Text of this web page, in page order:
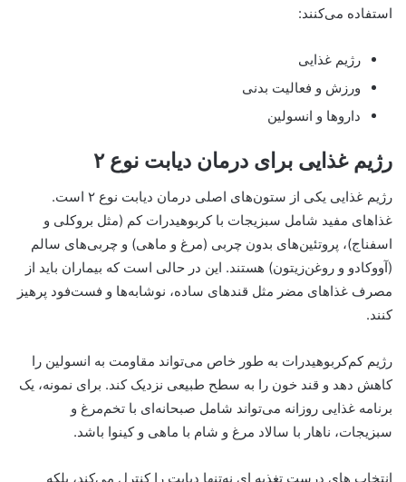
استفاده می‌کنند:
رژیم غذایی
ورزش و فعالیت بدنی
داروها و انسولین
رژیم غذایی برای درمان دیابت نوع ۲
رژیم غذایی یکی از ستون‌های اصلی درمان دیابت نوع ۲ است.
غذاهای مفید شامل سبزیجات با کربوهیدرات کم (مثل بروکلی و
اسفناج)، پروتئین‌های بدون چربی (مرغ و ماهی) و چربی‌های سالم
(آووکادو و روغن‌زیتون) هستند. این در حالی است که بیماران باید از
مصرف غذاهای مضر مثل قندهای ساده، نوشابه‌ها و فست‌فود پرهیز
کنند.
رژیم کم‌کربوهیدرات به طور خاص می‌تواند مقاومت به انسولین را
کاهش دهد و قند خون را به سطح طبیعی نزدیک کند. برای نمونه، یک
برنامه غذایی روزانه می‌تواند شامل صبحانه‌ای با تخم‌مرغ و
سبزیجات، ناهار با سالاد مرغ و شام با ماهی و کینوا باشد.
انتخاب های درست تغذیه ای نه‌تنها دیابت را کنترل می‌کند، بلکه